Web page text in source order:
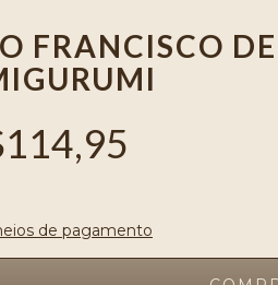
FRANCISCO
de pagamento